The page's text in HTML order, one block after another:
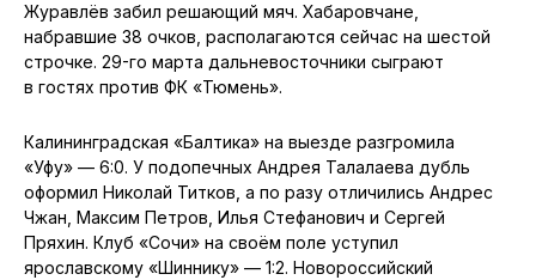
Журавлёв забил решающий мяч. Хабаровчане,
набравшие 38 очков, располагаются сейчас на шестой
строчке. 29-го марта дальневосточники сыграют
в гостях против ФК «Тюмень».
Калининградская «Балтика» на выезде разгромила
«Уфу» — 6:0. У подопечных Андрея Талалаева дубль
оформил Николай Титков, а по разу отличились Андрес
Чжан, Максим Петров, Илья Стефанович и Сергей
Пряхин. Клуб «Сочи» на своём поле уступил
ярославскому «Шиннику» — 1:2. Новороссийский